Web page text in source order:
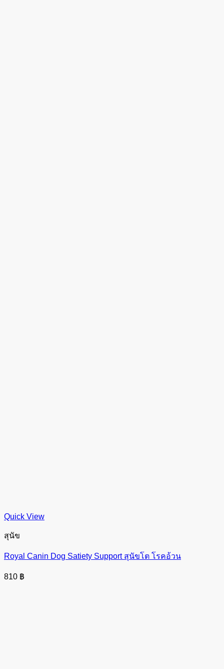
Quick View
สุนัข
Royal Canin Dog Satiety Support สุนัขโต โรคอ้วน
810 ฿